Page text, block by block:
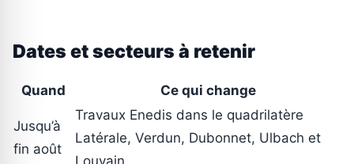
Dates et secteurs à retenir
Quand Ce qui change
Jusqu’à
fin août
Travaux Enedis dans le quadrilatère
Latérale, Verdun, Dubonnet, Ulbach et
Louvain